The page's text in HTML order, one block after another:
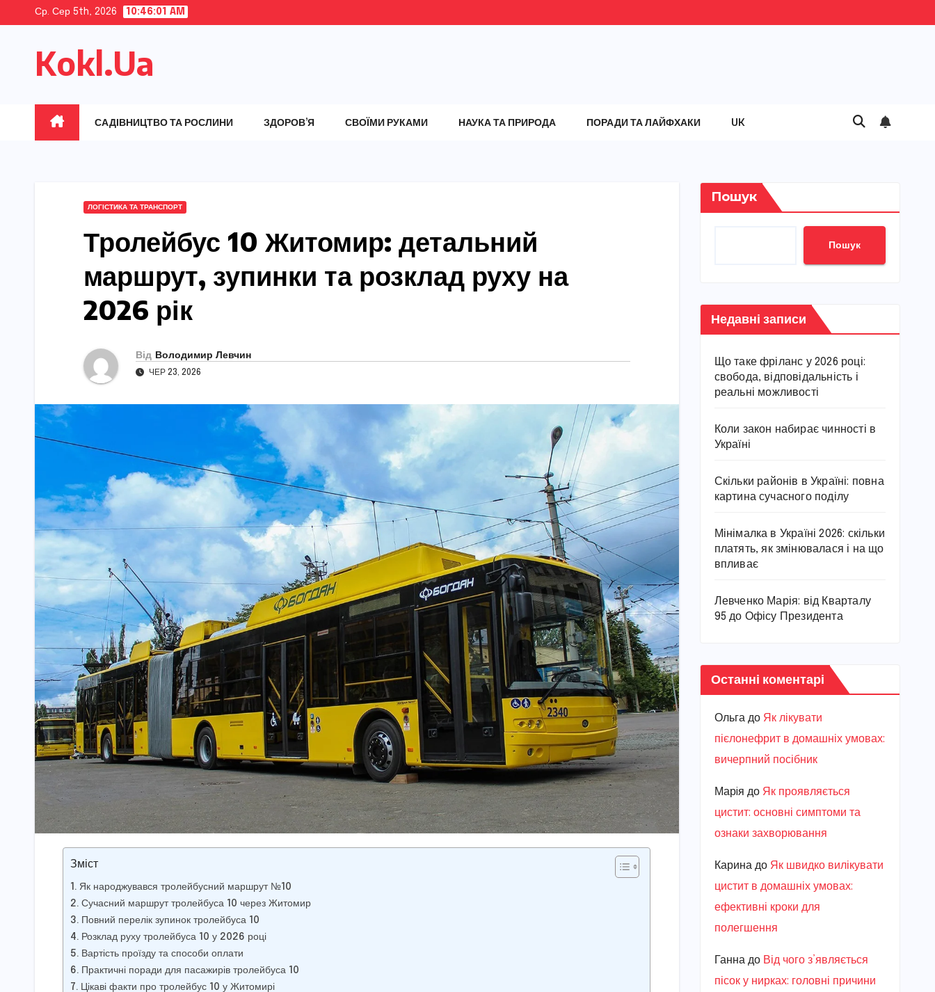
content
Ср. Сер 5th, 2026 10:46:03 AM
Kokl.Ua
САДІВНИЦТВО ТА РОСЛИНИ ЗДОРОВ’Я СВОЇМИ РУКАМИ НАУКА ТА ПРИРОДА ПОРАДИ ТА ЛАЙФХАКИ UK
ЛОГІСТИКА ТА ТРАНСПОРТ
Тролейбус 10 Житомир: детальний
маршрут, зупинки та розклад руху на
2026 рік
Від Володимир Левчин
ЧЕР 23, 2026
Зміст
Як народжувався тролейбусний маршрут №10
Сучасний маршрут тролейбуса 10 через Житомир
Повний перелік зупинок тролейбуса 10
Розклад руху тролейбуса 10 у 2026 році
Вартість проїзду та способи оплати
Практичні поради для пасажирів тролейбуса 10
Цікаві факти про тролейбус 10 у Житомирі
Пошук
Пошук
Недавні записи
Що таке фріланс у 2026 році:
свобода, відповідальність і
реальні можливості
Коли закон набирає чинності в
Україні
Скільки районів в Україні: повна
картина сучасного поділу
Мінімалка в Україні 2026: скільки
платять, як змінювалася і на що
впливає
Левченко Марія: від Кварталу
95 до Офісу Президента
Останні коментарі
Ольгадо Як лікувати
пієлонефрит в домашніх умовах:
вичерпний посібник
Марiя до Як проявляється
цистит: основні симптоми та
ознаки захворювання
Каринадо Як швидко вилікувати
цистит в домашніх умовах:
ефективні кроки для
полегшення
Ганнадо Від чого з’являється
пісок у нирках: головні причини